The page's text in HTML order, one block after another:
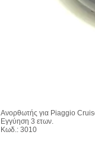
Ανορθωτής για Piaggio
Εγγύηση 3 ετων.
Κωδ.: 3010